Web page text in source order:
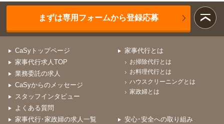
まずは専用フォームから登録応募
CaSyトップページ
家事代行求人TOP
業務委託の求人
CaSyからのメッセージ
スタッフインタビュー
よくある質問
家事代行とは
お掃除代行とは
お料理代行とは
ハウスクリーニングとは
家政婦とは
家事代行･家政婦の求人一覧
安心･安全への取り組み